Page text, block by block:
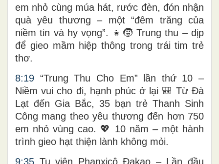
em nhỏ cùng múa hát, rước đèn, đón nhận
quà yêu thương – một “đêm trăng của
niềm tin và hy vọng”. 👧🧒 Trung thu – dịp
để gieo mầm hiệp thông trong trái tim trẻ
thơ.
8:19 “Trung Thu Cho Em” lần thứ 10 –
Niềm vui cho đi, hạnh phúc ở lại 🎒 Từ Đà
Lạt đến Gia Bắc, 35 bạn trẻ Thanh Sinh
Công mang theo yêu thương đến hơn 750
em nhỏ vùng cao. 💖 10 năm – một hành
trình gieo hạt thiện lành không mỏi.
9:35 Tu viện Phanxicô Đakao – Lần đầu